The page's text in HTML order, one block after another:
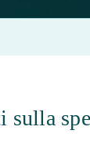
sulla